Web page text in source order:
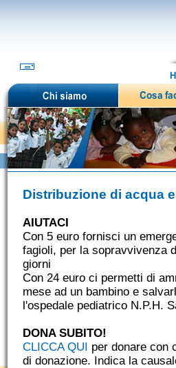
Distribuzione di acqua
AIUTACI
Con 5 euro fornisci un
fagioli, per la sopravvivenza
giorni
Con 24 euro ci permetti di
mese ad un bambino e
l'ospedale pediatrico N.P.H.
DONA SUBITO!
CLICCA QUI per donare con
di donazione. Indica la